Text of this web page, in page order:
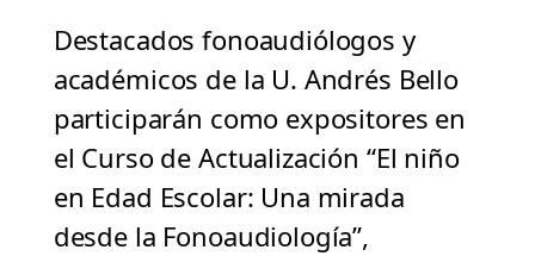
Destacados fonoaudiólogos y
académicos de la U. Andrés Bello
participarán como expositores en
el Curso de Actualización “El niño
en Edad Escolar: Una mirada
desde la Fonoaudiología”,